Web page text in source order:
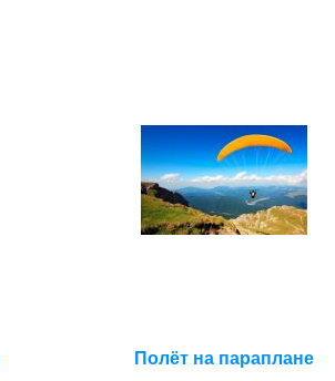
Полёт на параплане